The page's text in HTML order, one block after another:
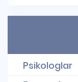
Psikologlar